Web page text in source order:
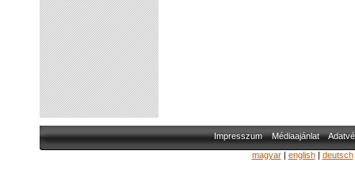
Impresszum Médiaajánlat
magyar| english| deutsch